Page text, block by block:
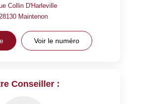
Collin D'Harleville
28130 Maintenon
Voir le numéro
Conseiller :